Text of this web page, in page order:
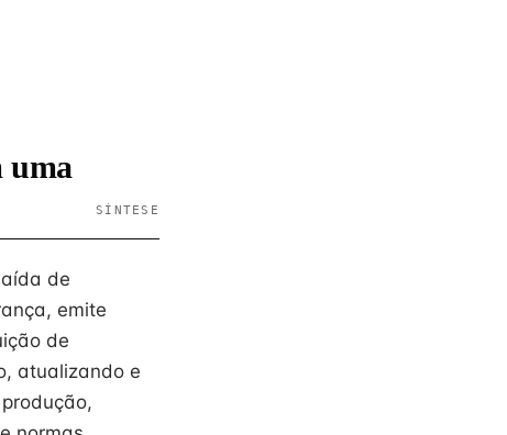
uma
SÍNTESE
de
emite
de
atualizando e